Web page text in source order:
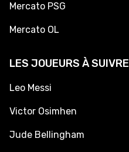
Mercato PSG
Mercato OL
LES JOUEURS À SUIVRE
Leo Messi
Victor Osimhen
Jude Bellingham